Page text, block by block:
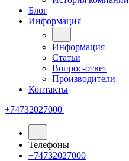
Блог
Информация
Информация
Статьи
Вопрос-ответ
Производители
Контакты
+74732027000
Телефоны
+74732027000